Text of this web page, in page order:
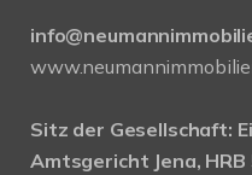
Sitz der Gesellschaft:
Amtsgericht Jena, HRB